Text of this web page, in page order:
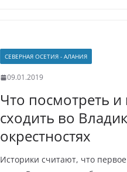
СЕВЕРНАЯ ОСЕТИЯ - АЛАНИЯ
09.01.2019
Что посмотреть и
сходить во
окрестностях
Историки считают, что